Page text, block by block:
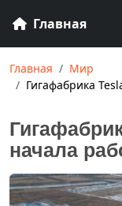
Главная
Главная
Мир
Гигафабрика
начала